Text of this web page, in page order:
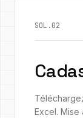
SOL.02
Excel. Mise